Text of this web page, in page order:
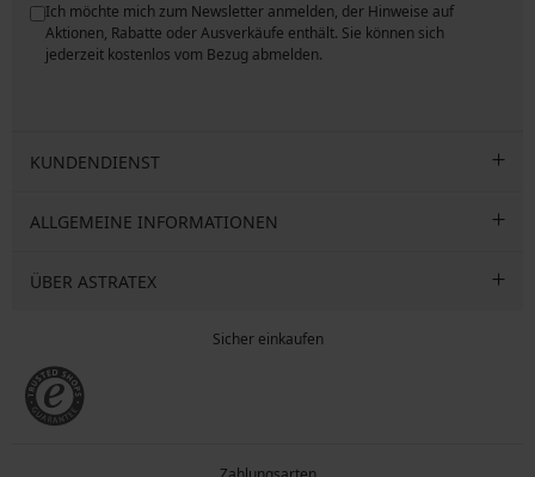
Ich möchte mich zum Newsletter anmelden, der Hinweise auf
Aktionen, Rabatte oder Ausverkäufe enthält. Sie können sich
jederzeit kostenlos vom Bezug abmelden.
KUNDENDIENST
ALLGEMEINE INFORMATIONEN
ÜBER ASTRATEX
Sicher einkaufen